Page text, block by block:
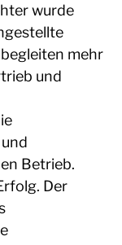
wurde
mehr
und
Betrieb.
Der